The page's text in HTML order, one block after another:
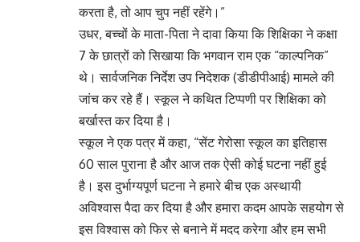
करता है, तो आप चुप नहीं रहेंगे।”
उधर, बच्चों के माता-पिता ने दावा किया कि शिक्षिका ने कक्षा
7 के छात्रों को सिखाया कि भगवान राम एक “काल्पनिक”
थे। सार्वजनिक निर्देश उप निदेशक (डीडीपीआई) मामले की
जांच कर रहे हैं। स्कूल ने कथित टिप्पणी पर शिक्षिका को
बर्खास्त कर दिया है।
स्कूल ने एक पत्र में कहा, “सेंट गेरोसा स्कूल का इतिहास
60 साल पुराना है और आज तक ऐसी कोई घटना नहीं हुई
है। इस दुर्भाग्यपूर्ण घटना ने हमारे बीच एक अस्थायी
अविश्वास पैदा कर दिया है और हमारा कदम आपके सहयोग से
इस विश्वास को फिर से बनाने में मदद करेगा और हम सभी